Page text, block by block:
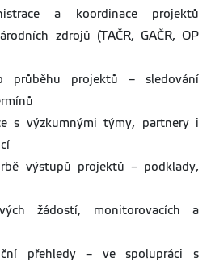
a koordinace projektů
zdrojů (TAČR, GAČR, OP
průběhu projektů – sledování
s výzkumnými týmy, partnery i
výstupů projektů – podklady,
žádostí, monitorovacích a
přehledy – ve spolupráci s